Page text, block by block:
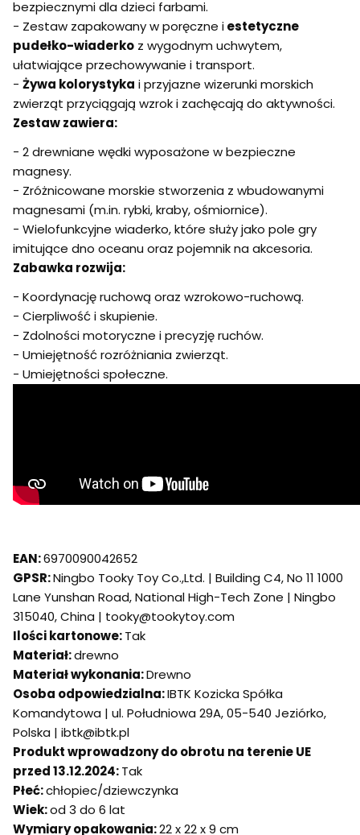
bezpiecznymi dla dzieci farbami.
- Zestaw zapakowany w poręczne iestetyczne
pudełko-wiaderko z wygodnym uchwytem,
ułatwiające przechowywanie i transport.
- Żywa kolorystyka i przyjazne wizerunki morskich
zwierząt przyciągają wzrok i zachęcają do aktywności.
Zestaw zawiera:
- 2 drewniane wędki wyposażone w bezpieczne
magnesy.
- Zróżnicowane morskie stworzenia z wbudowanymi
magnesami (m.in. rybki, kraby, ośmiornice).
- Wielofunkcyjne wiaderko, które służy jako pole gry
imitujące dno oceanu oraz pojemnik na akcesoria.
Zabawka rozwija:
- Koordynację ruchową oraz wzrokowo-ruchową.
- Cierpliwość i skupienie.
- Zdolności motoryczne i precyzję ruchów.
- Umiejętność rozróżniania zwierząt.
- Umiejętności społeczne.
EAN:6970090042652
GPSR:Ningbo Tooky Toy Co.,Ltd. | Building C4, No 11 1000
Lane Yunshan Road, National High-Tech Zone | Ningbo
315040, China | tooky@tookytoy.com
Ilości kartonowe:Tak
Materiał:drewno
Materiał wykonania:Drewno
Osoba odpowiedzialna:IBTK Kozicka Spółka
Komandytowa | ul. Południowa 29A, 05-540 Jeziórko,
Polska | ibtk@ibtk.pl
Produkt wprowadzony do obrotu na terenie UE
przed 13.12.2024:Tak
Płeć:chłopiec/dziewczynka
Wiek:od 3 do 6 lat
Wymiary opakowania:22 x 22 x 9 cm